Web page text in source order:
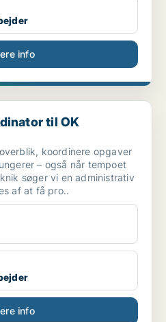
info
Energiteknik
til OK
koordinere opgaver
– også når tempoet
søger vi en administrativ
af at få pro..
info